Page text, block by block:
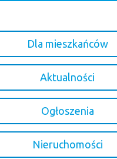
Dla mieszkańców
Aktualności
Ogłoszenia
Nieruchomości